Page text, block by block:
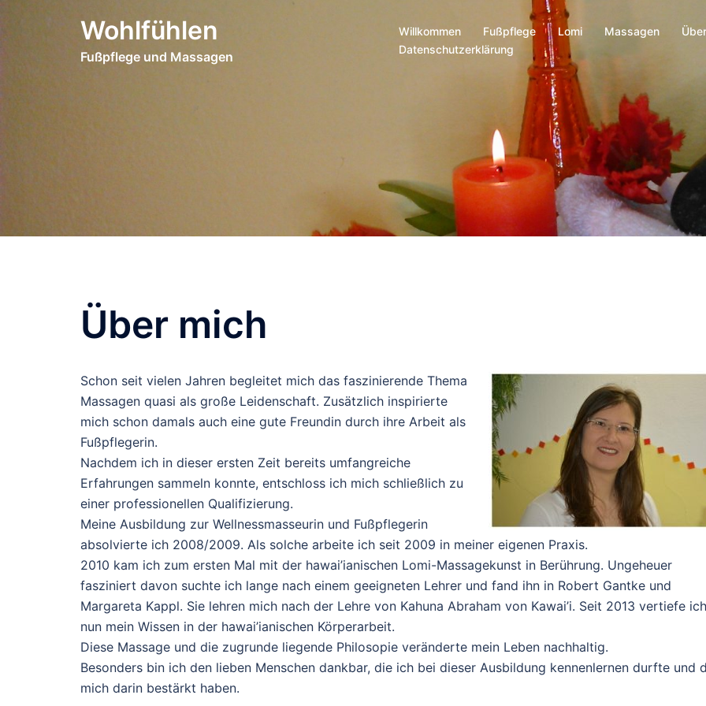
Wohlfühlen
Fußpflege und Massagen
Willkommen Fußpflege Lomi Massagen
Datenschutzerklärung
Über mich
Schon seit vielen Jahren begleitet mich das faszinierende Thema
Massagen quasi als große Leidenschaft. Zusätzlich inspirierte
mich schon damals auch eine gute Freundin durch ihre Arbeit als
Fußpflegerin.
Nachdem ich in dieser ersten Zeit bereits umfangreiche
Erfahrungen sammeln konnte, entschloss ich mich schließlich zu
einer professionellen Qualifizierung.
Meine Ausbildung zur Wellnessmasseurin und Fußpflegerin
absolvierte ich 2008/2009. Als solche arbeite ich seit 2009 in meiner eigenen Praxis.
2010 kam ich zum ersten Mal mit der hawai’ianischen Lomi-Massagekunst in Berührung. Ungeheuer
fasziniert davon suchte ich lange nach einem geeigneten Lehrer und fand ihn in Robert Gantke und
Margareta Kappl. Sie lehren mich nach der Lehre von Kahuna Abraham von Kawai’i. Seit 2013 vertiefe ich
nun mein Wissen in der hawai’ianischen Körperarbeit.
Diese Massage und die zugrunde liegende Philosopie veränderte mein Leben nachhaltig.
Besonders bin ich den lieben Menschen dankbar, die ich bei dieser Ausbildung kennenlernen durfte und
mich darin bestärkt haben.